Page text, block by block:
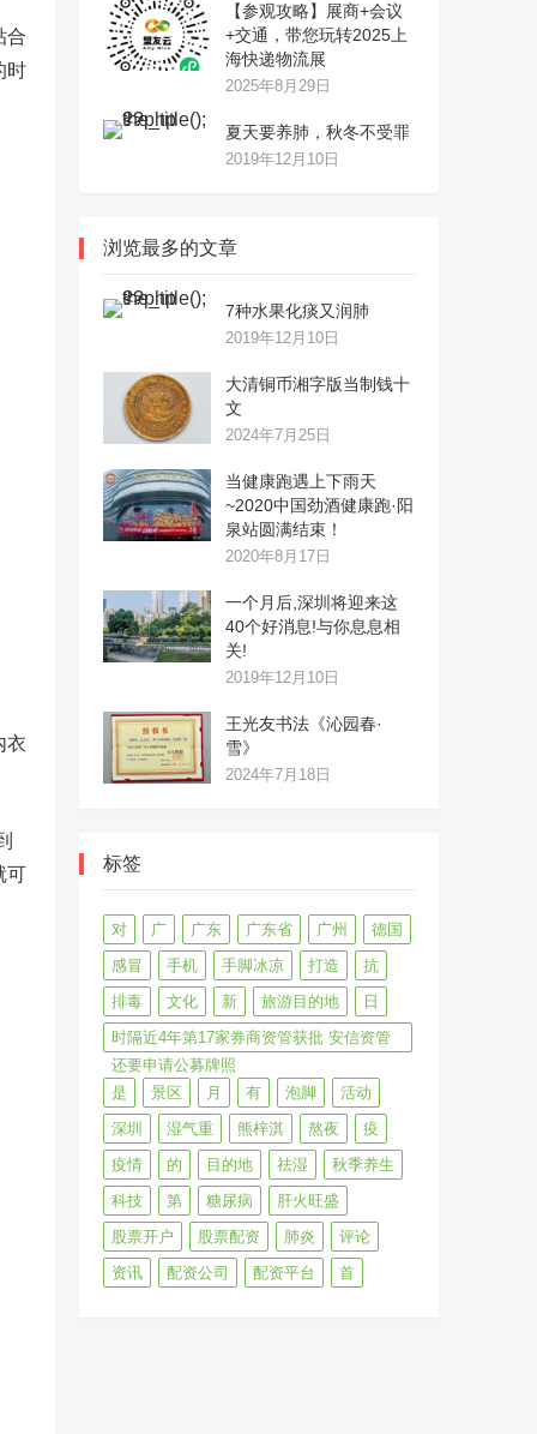
合
时
衣
可
【参观攻略】展商+会议
+交通，带您玩转2025上
海快递物流展
2025年8月29日
夏天要养肺，秋冬不受罪
2019年12月10日
浏览最多的文章
7种水果化痰又润肺
2019年12月10日
大清铜币湘字版当制钱十
文
2024年7月25日
当健康跑遇上下雨天
~2020中国劲酒健康跑·阳
泉站圆满结束！
2020年8月17日
一个月后,深圳将迎来这
40个好消息!与你息息相
关!
2019年12月10日
王光友书法《沁园春·
雪》
2024年7月18日
标签
对 广 广东 广东省 广州
德国
感冒
手机 手脚冰凉 打造
抗
排毒
文化 新 旅游目的地
日
时隔近4年第17家券商资管获批 安信资管
还要申请公募牌照
是
景区 月 有 泡脚
活动
深圳
湿气重 熊梓淇 熬夜
疫
疫情
的 目的地 祛湿
秋季养生
科技
第 糖尿病
肝火旺盛
股票开户
股票配资 肺炎
评论
资讯
配资公司 配资平台 首